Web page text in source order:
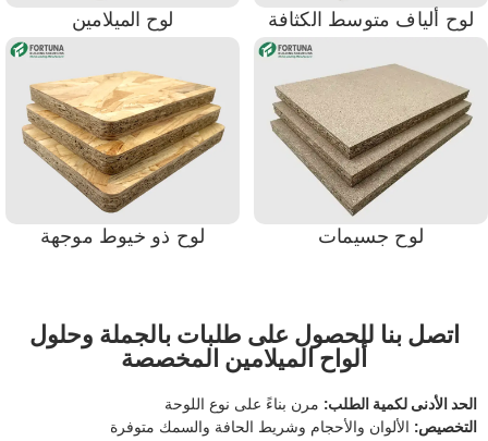
لوح ألياف متوسط ​​الكثافة لوح الميلامين
لوح جسيمات لوح ذو خيوط موجهة
اتصل بنا للحصول على طلبات بالجملة وحلول
ألواح الميلامين المخصصة
الحد الأدنى لكمية الطلب: مرن بناءً على نوع اللوحة
التخصيص: الألوان والأحجام وشريط الحافة والسمك متوفرة